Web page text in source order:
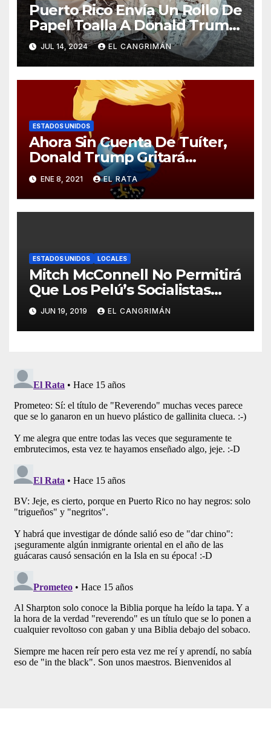
Puerto Rico Envía Un Rollo De
Papel Toalla A Donald Trump
Pa’ Que Use Las Hojas De
Curita
JUL 14, 2024 EL CANGRIMÁN
ESTADOS UNIDOS
Ahora Sin Cuenta De Tuíter,
Donald Trump Gritará
Barrabasadas Desde Una
Tumbacocos
ENE 8, 2021 EL RATA
ESTADOS UNIDOS LOCALES
Mitch McConnell No Permitirá
Que Los Pelú’s Socialistas
Comunistas Del PNP Logren
La Estadidad
JUN 19, 2019 EL CANGRIMÁN